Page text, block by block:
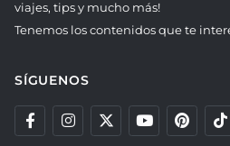
viajes, tips y mucho más!
Tenemos los contenidos que te
SÍGUENOS